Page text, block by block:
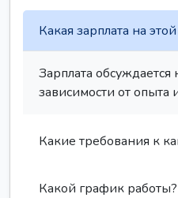
Какая зарплата на
Зарплата
зависимости от
Какие требования к
Какой график работы?